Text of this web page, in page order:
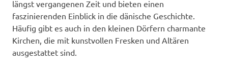
längst vergangenen Zeit und bieten einen
faszinierenden Einblick in die dänische Geschichte.
Häufig gibt es auch in den kleinen Dörfern charmante
Kirchen, die mit kunstvollen Fresken und Altären
ausgestattet sind.